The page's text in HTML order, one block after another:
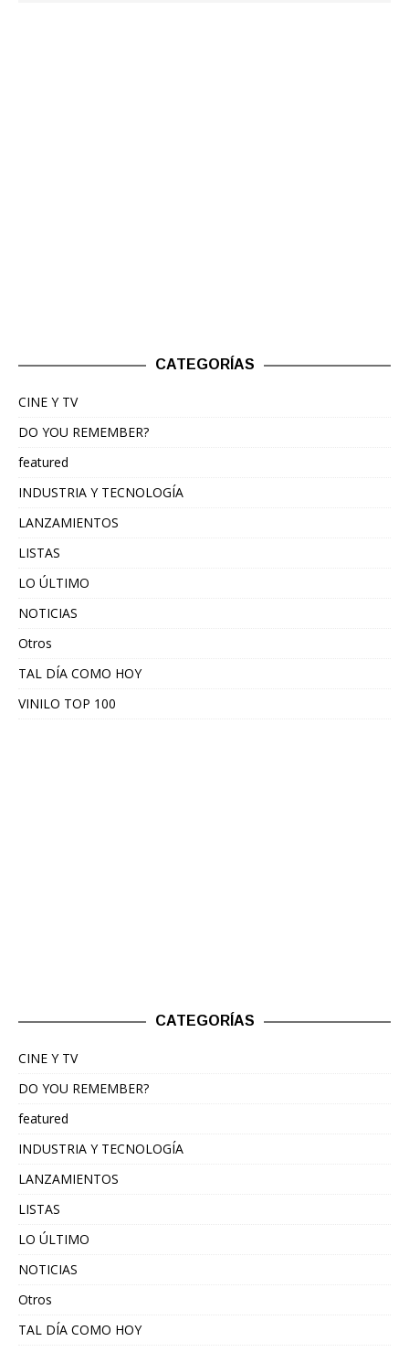
CATEGORÍAS
CINE Y TV
DO YOU REMEMBER?
featured
INDUSTRIA Y TECNOLOGÍA
LANZAMIENTOS
LISTAS
LO ÚLTIMO
NOTICIAS
Otros
TAL DÍA COMO HOY
VINILO TOP 100
CATEGORÍAS
CINE Y TV
DO YOU REMEMBER?
featured
INDUSTRIA Y TECNOLOGÍA
LANZAMIENTOS
LISTAS
LO ÚLTIMO
NOTICIAS
Otros
TAL DÍA COMO HOY